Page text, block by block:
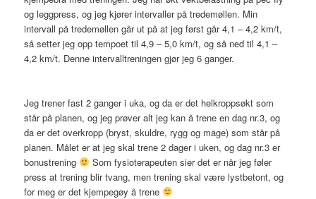
og leggpress, og jeg kjører intervaller på tredemøllen. Min
intervall på tredemøllen går ut på at jeg først går 4,1 – 4,2 km/t,
så setter jeg opp tempoet til 4,9 – 5,0 km/t, og så ned til 4,1 –
4,2 km/t. Denne intervalltreningen gjør jeg 6 ganger.
Jeg trener fast 2 ganger i uka, og da er det helkroppsøkt som
står på planen, og jeg prøver alt jeg kan å trene en dag nr.3, og
da er det overkropp (bryst, skuldre, rygg og mage) som står på
planen. Målet er at jeg skal trene 2 dager i uken, og dag nr.3 er
bonustrening
Som fysioterapeuten sier det er når jeg føler
press at trening blir tvang, men trening skal være lystbetont, og
for meg er det kjempegøy å trene